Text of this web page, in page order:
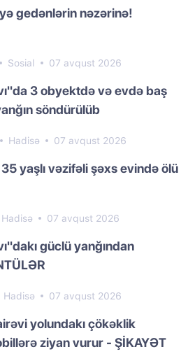
gedənlərin nəzərinə!
Sosial 07 avqust 2026
3 obyektdə və evdə baş
söndürülüb
Hadisə 07 avqust 2026
35 yaşlı vəzifəli şəxs evində ölü
Hadisə 07 avqust 2026
güclü yanğından
Hadisə 07 avqust 2026
yolundakı çökəklik
ziyan vurur - ŞİKAYƏT